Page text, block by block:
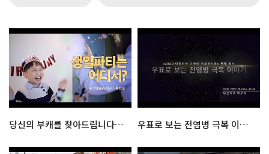
당신의 부캐를 찾아드립니다! : 우표박물관 오픈 스튜디오 우표로 보는 전염병 극복 이야기